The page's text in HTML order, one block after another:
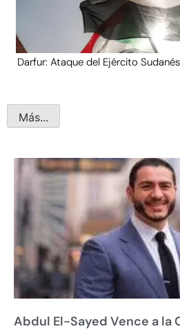
Darfur: Ataque del Ejército
Más...
Abdul El-Sayed Vence a la